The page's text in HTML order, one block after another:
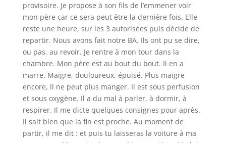
provisoire. Je propose à son fils de l’emmener voir
mon père car ce sera peut être la dernière fois. Elle
reste une heure, sur les 3 autorisées puis décide de
repartir. Nous avons fait notre BA. Ils ont pu se dire,
ou pas, au revoir. Je rentre à mon tour dans la
chambre. Mon père est au bout du bout. Il en a
marre. Maigre, douloureux, épuisé. Plus maigre
encore, il ne peut plus manger. Il est sous perfusion
et sous oxygène. Il a du mal à parler, à dormir, à
respirer. Il me dicte quelques consignes pour après.
Il sait bien que la fin est proche. Au moment de
partir, il me dit : et puis tu laisseras la voiture à ma